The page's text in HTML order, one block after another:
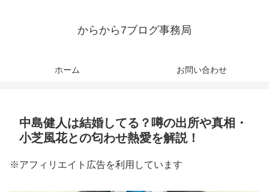
からから7ブログ事務局
ホーム お問い合わせ
中島健人は結婚してる？噂の出所や真相・
小芝風花との匂わせ熱愛を解説！
※アフィリエイト広告を利用しています